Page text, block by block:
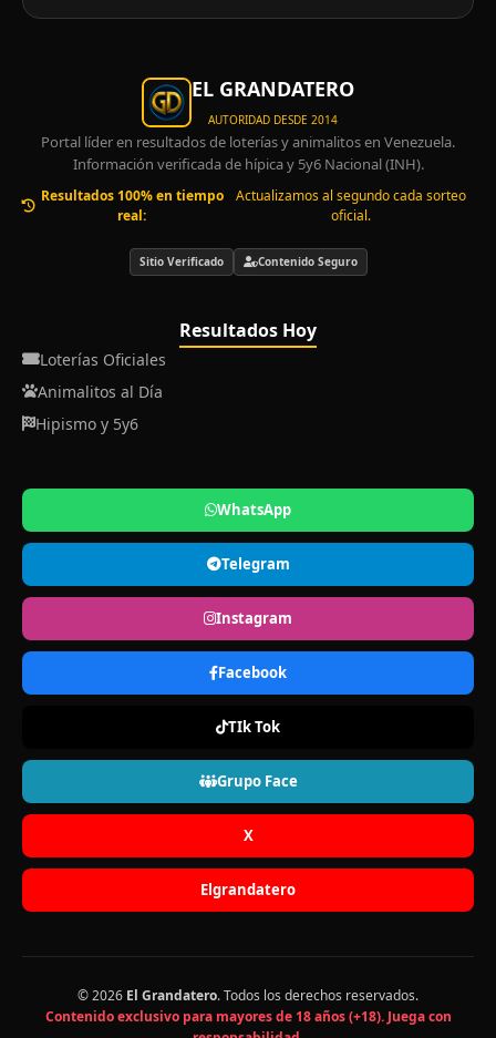
EL GRANDATERO
AUTORIDAD DESDE 2014
Portal líder en resultados de loterías y animalitos en Venezuela.
Información verificada de hípica y 5y6 Nacional (INH).
Resultados 100% en tiempo
real:
Actualizamos al segundo cada sorteo
oficial.
Sitio Verificado Contenido Seguro
Resultados Hoy
Loterías Oficiales
Animalitos al Día
Hipismo y 5y6
WhatsApp
Telegram
Instagram
Facebook
TIk Tok
Grupo Face
X
Elgrandatero
© 2026 El Grandatero. Todos los derechos reservados.
Contenido exclusivo para mayores de 18 años (+18). Juega con